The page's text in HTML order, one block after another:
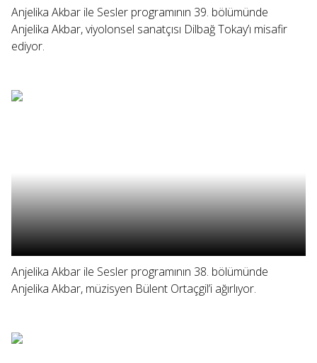
Anjelika Akbar ile Sesler programının 39. bölümünde
Anjelika Akbar, viyolonsel sanatçısı Dilbağ Tokay’ı misafir
ediyor.
Anjelika Akbar ile Sesler programının 38. bölümünde
Anjelika Akbar, müzisyen Bülent Ortaçgil’i ağırlıyor.